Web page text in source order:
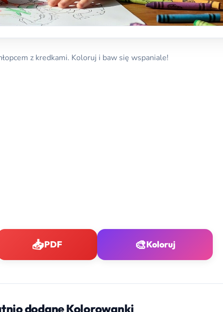
z kredkami. Koloruj i baw się wspaniale!
📥PDF 🎨Koloruj
dodane Kolorowanki